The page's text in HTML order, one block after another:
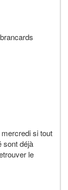
si tout
sont déjà
le